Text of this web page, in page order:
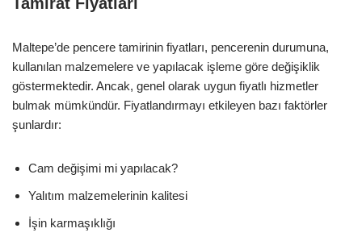
Maltepe’de pencere tamirinin fiyatları, pencerenin durumuna,
kullanılan malzemelere ve yapılacak işleme göre değişiklik
göstermektedir. Ancak, genel olarak uygun fiyatlı hizmetler
bulmak mümkündür. Fiyatlandırmayı etkileyen bazı faktörler
şunlardır:
Cam değişimi mi yapılacak?
Yalıtım malzemelerinin kalitesi
İşin karmaşıklığı